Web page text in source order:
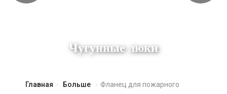
Чугунные люки
Главная Больше
Фланец для пожарного